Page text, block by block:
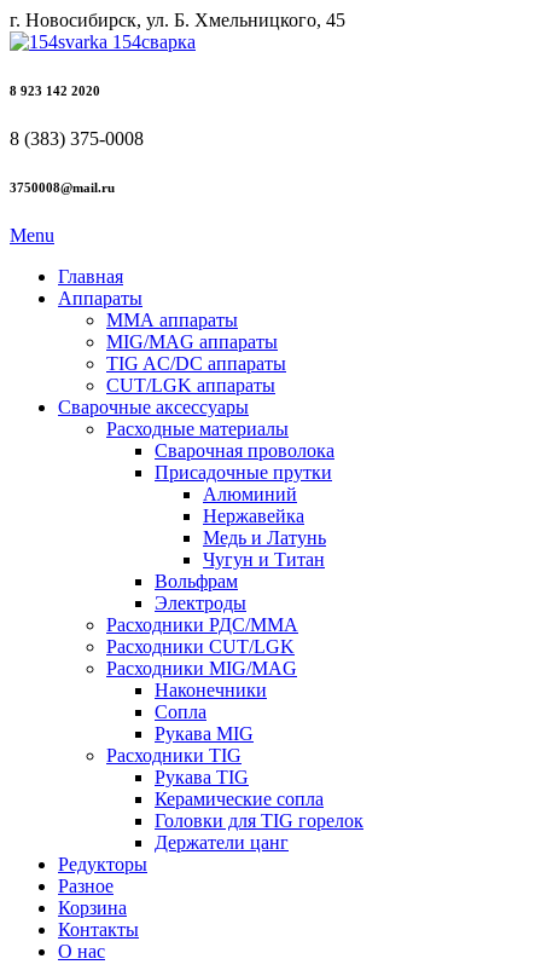
г. Новосибирск, ул. Б. Хмельницкого, 45
8 923 142 2020
8 (383) 375-0008
3750008@mail.ru
Menu
Главная
Аппараты
ММА аппараты
MIG/MAG аппараты
TIG AC/DC аппараты
CUT/LGK аппараты
Сварочные аксессуары
Расходные материалы
Сварочная проволока
Присадочные прутки
Алюминий
Нержавейка
Медь и Латунь
Чугун и Титан
Вольфрам
Электроды
Расходники РДС/MMA
Расходники CUT/LGK
Расходники MIG/MAG
Наконечники
Сопла
Рукава MIG
Расходники TIG
Рукава TIG
Керамические сопла
Головки для TIG горелок
Держатели цанг
Редукторы
Разное
Корзина
Контакты
О нас